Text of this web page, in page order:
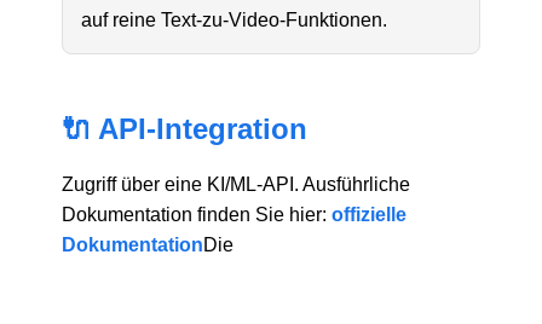
auf reine Text-zu-Video-Funktionen.
🔌 API-Integration
Zugriff über eine KI/ML-API. Ausführliche
Dokumentation finden Sie hier:offizielle
DokumentationDie